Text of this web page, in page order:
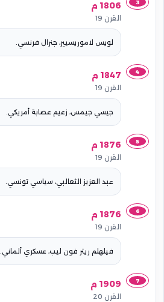
3 1806 م
القرن 19
لويس لاموريسيير، جنرال فرنسي.
4 1847 م
القرن 19
جيسي جيمس، زعيم عصابة أمريكي.
5 1876 م
القرن 19
عبد العزيز الثعالبي، سياسي تونسي.
6 1876 م
القرن 19
فيلهلم ريتر فون ليب، عسكري ألماني.
7 1909 م
القرن 20